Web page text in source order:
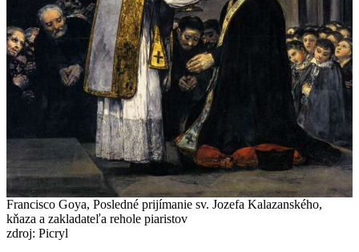
Francisco Goya, Posledné prijímanie sv. Jozefa Kalazanského,
kňaza a zakladateľa rehole piaristov
zdroj: Picryl